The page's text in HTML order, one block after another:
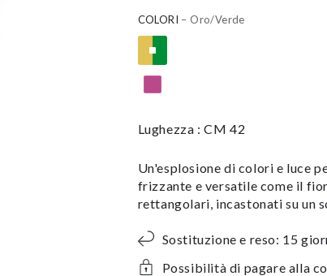
COLORI – Oro/Verde
Lughezza : CM 42
Un'esplosione di colori e luce
frizzante e versatile come il
rettangolari, incastonati su un
Sostituzione e reso: 15
Possibilità di pagare alla